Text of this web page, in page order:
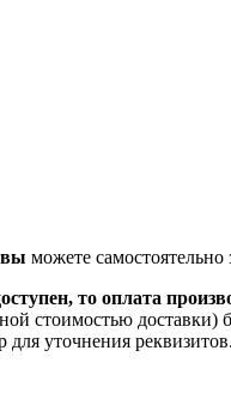
вы можете
то оплата
стоимостью
уточнения реквизитов.